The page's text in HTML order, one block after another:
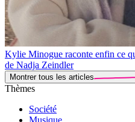
Kylie Minogue raconte enfin ce
de Nadja Zeindler
Montrer tous les articles
Thèmes
Société
Musique